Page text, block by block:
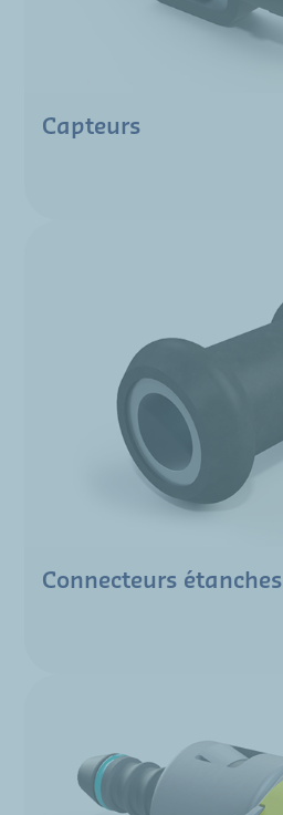
Capteurs
Connecteurs étanches